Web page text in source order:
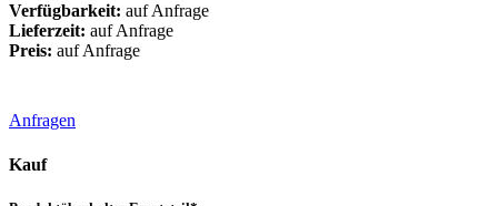
Verfügbarkeit: auf Anfrage
Lieferzeit: auf Anfrage
Preis: auf Anfrage
Anfragen
Kauf